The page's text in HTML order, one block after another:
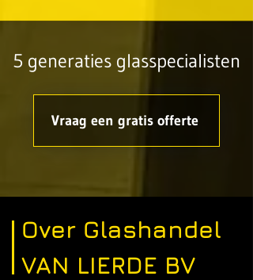
5 generaties glasspecialisten
Vraag een gratis offerte
Over Glashandel
VAN LIERDE BV